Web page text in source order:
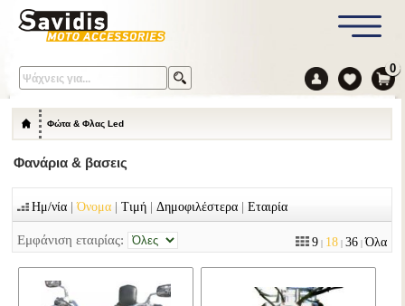
0
Φώτα & Φλας Led
Φανάρια & βασεις
Ημ/νία |Όνομα |Τιμή |Δημοφιλέστερα |Εταιρία
Εμφάνιση εταιρίας: 9| 18| 36| Όλα